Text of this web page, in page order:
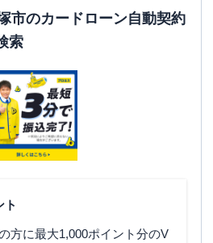
市のカードローン自動契約
索
ト
方に最大1,000ポイント分のV